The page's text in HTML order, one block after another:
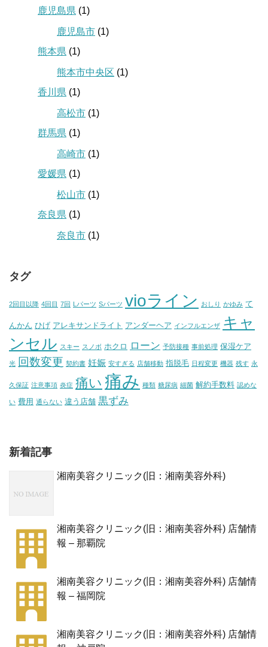
鹿児島県 (1)
鹿児島市 (1)
熊本県 (1)
熊本市中央区 (1)
香川県 (1)
高松市 (1)
群馬県 (1)
高崎市 (1)
愛媛県 (1)
松山市 (1)
奈良県 (1)
奈良市 (1)
タグ
2回目以降 4回目 7回 Lパーツ Sパーツ vioライン おしり かゆみ て
んかん ひげ アレキサンドライト アンダーヘア インフルエンザ キャ
ンセル スキー スノボ ホクロ ローン 予防接種 事前処理 保湿ケア
光 回数変更 契約書 妊娠 安すぎる 店舗移動 指脱毛 日程変更 機器 残す 永
久保証 注意事項 炎症 痛い 痛み 種類 糖尿病 細菌 解約手数料 認めな
い 費用 通らない 違う店舗 黒ずみ
新着記事
湘南美容クリニック(旧：湘南美容外科)
湘南美容クリニック(旧：湘南美容外科) 店舗情
報 – 那覇院
湘南美容クリニック(旧：湘南美容外科) 店舗情
報 – 福岡院
湘南美容クリニック(旧：湘南美容外科) 店舗情